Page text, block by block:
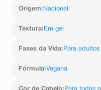
Origem: Nacional
Textura: Em gel
Fases da Vida: Para adultos
Fórmula:Vegana